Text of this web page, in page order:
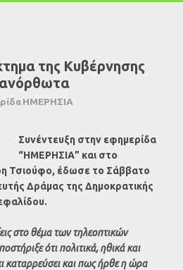
της Kυβέρνησης
ΗΜΕΡΗΣΙΑ
Συνέντευξη στην εφημερίδα
“ΗΜΕΡΗΣΙΑ” και στο
Τσιούφο, έδωσε το Σάββατο
Δράμας της Δημοκρατικής
στο θέμα των τηλεοπτικών
ότι πολιτικά, ηθικά και
καταρρεύσει και πως ήρθε η ώρα